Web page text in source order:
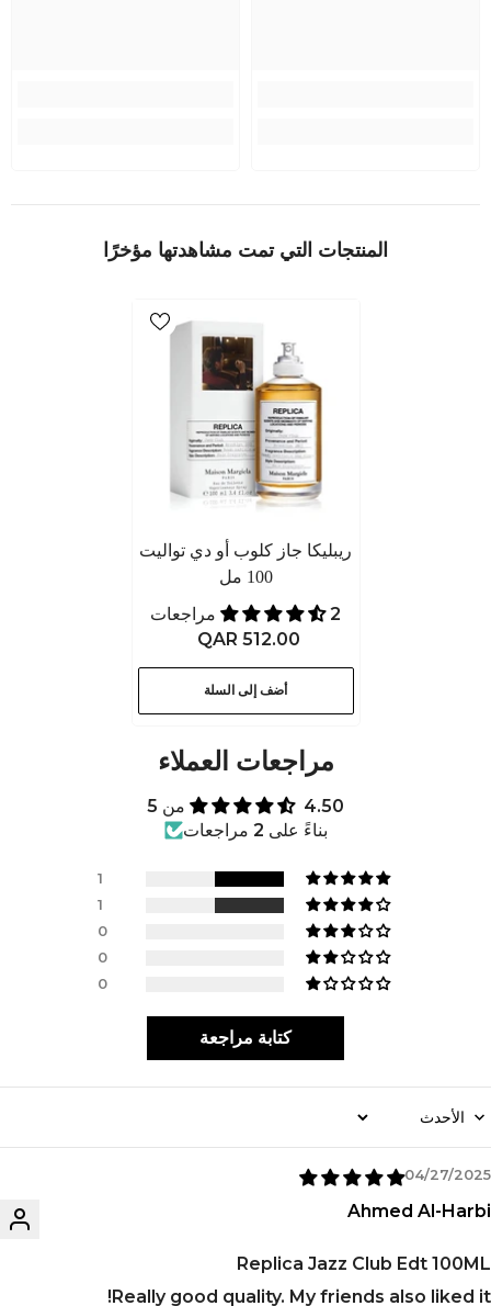
المنتجات التي تمت مشاهدتها مؤخرًا
ريبليكا جاز كلوب أو دي تواليت
100 مل
2 مراجعات
QAR 512.00
أضف إلى السلة
مراجعات العملاء
4.50 من 5
بناءً على 2 مراجعات
1
1
0
0
0
كتابة مراجعة
Sort By
04/27/2025
Ahmed Al-Harbi
Replica Jazz Club Edt 100ML
Really good quality. My friends also liked it!